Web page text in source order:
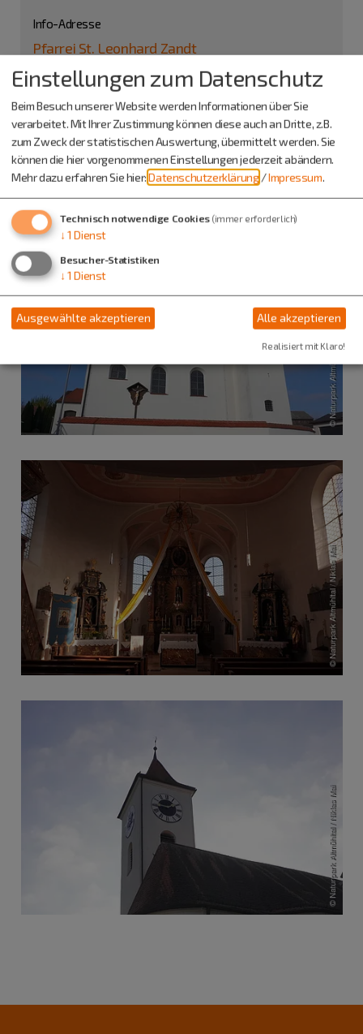
Info-Adresse
Pfarrei St. Leonhard Zandt
Pfarrer Glötzner
Hauptstr. 22
85095 Denkendorf
08466 905350
Einstellungen zum Datenschutz
Beim Besuch unserer Website werden Informationen über Sie
verarbeitet. Mit Ihrer Zustimmung können diese auch an Dritte, z.B.
zum Zweck der statistischen Auswertung, übermittelt werden. Sie
können die hier vorgenommenen Einstellungen jederzeit abändern.
Mehr dazu erfahren Sie hier:Datenschutzerklärung /Impressum.
Technisch notwendige Cookies (immer erforderlich)
↓ 1 Dienst
Besucher-Statistiken
↓ 1 Dienst
Ausgewählte akzeptieren Alle akzeptieren
Realisiert mit Klaro!